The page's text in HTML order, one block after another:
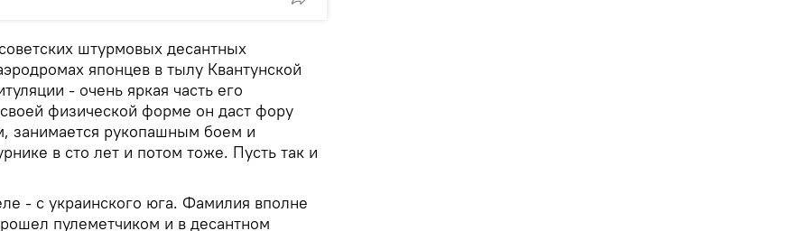
штурмовых десантных
японцев в тылу Квантунской
- очень яркая часть его
физической форме он даст фору
занимается рукопашным боем и
в сто лет и потом тоже. Пусть так и
- с украинского юга. Фамилия вполне
пулеметчиком и в десантном